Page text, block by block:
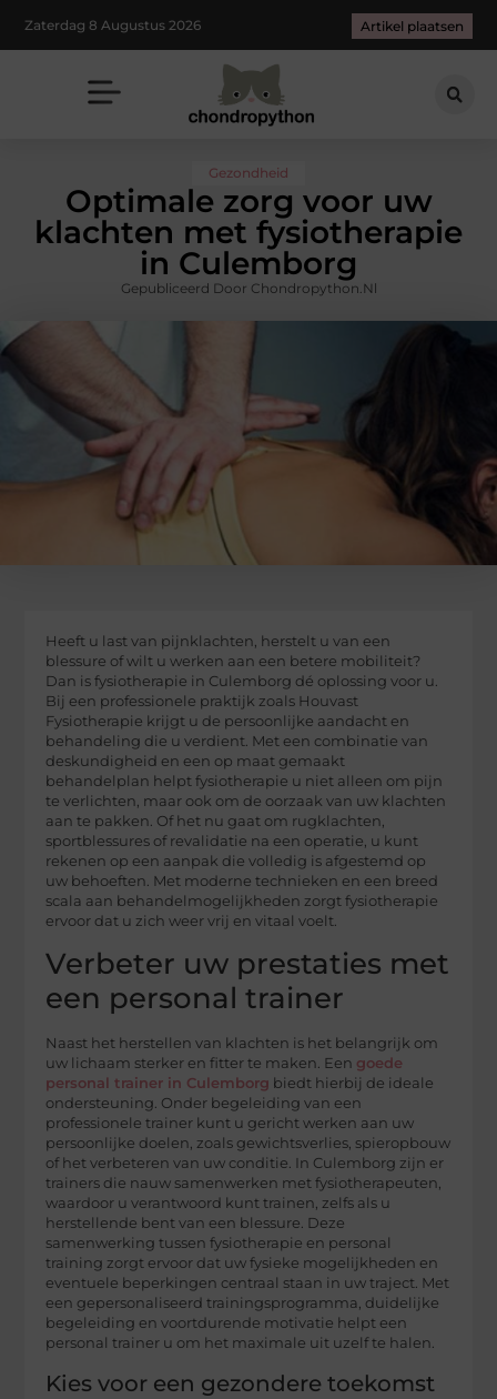
Zaterdag 8 Augustus 2026 Artikel plaatsen
Gezondheid
Optimale zorg voor uw
klachten met fysiotherapie
in Culemborg
Gepubliceerd Door Chondropython.nl
Heeft u last van pijnklachten, herstelt u van een
blessure of wilt u werken aan een betere mobiliteit?
Dan is fysiotherapie in Culemborg dé oplossing voor u.
Bij een professionele praktijk zoals Houvast
Fysiotherapie krijgt u de persoonlijke aandacht en
behandeling die u verdient. Met een combinatie van
deskundigheid en een op maat gemaakt
behandelplan helpt fysiotherapie u niet alleen om pijn
te verlichten, maar ook om de oorzaak van uw klachten
aan te pakken. Of het nu gaat om rugklachten,
sportblessures of revalidatie na een operatie, u kunt
rekenen op een aanpak die volledig is afgestemd op
uw behoeften. Met moderne technieken en een breed
scala aan behandelmogelijkheden zorgt fysiotherapie
ervoor dat u zich weer vrij en vitaal voelt.
Verbeter uw prestaties met
een personal trainer
Naast het herstellen van klachten is het belangrijk om
uw lichaam sterker en fitter te maken. Een goede
personal trainer in Culemborg biedt hierbij de ideale
ondersteuning. Onder begeleiding van een
professionele trainer kunt u gericht werken aan uw
persoonlijke doelen, zoals gewichtsverlies, spieropbouw
of het verbeteren van uw conditie. In Culemborg zijn er
trainers die nauw samenwerken met fysiotherapeuten,
waardoor u verantwoord kunt trainen, zelfs als u
herstellende bent van een blessure. Deze
samenwerking tussen fysiotherapie en personal
training zorgt ervoor dat uw fysieke mogelijkheden en
eventuele beperkingen centraal staan in uw traject. Met
een gepersonaliseerd trainingsprogramma, duidelijke
begeleiding en voortdurende motivatie helpt een
personal trainer u om het maximale uit uzelf te halen.
Kies voor een gezondere toekomst